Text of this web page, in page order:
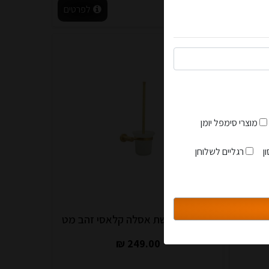
לפרטים
מחזיק מברשת אסלה קלאסי זהב מט
249.00 ₪
סגור
מוצרי סימפל יומן
רגליים לשלוחן